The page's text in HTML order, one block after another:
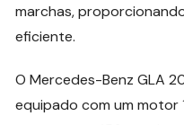
marchas,
eficiente.
O Mercedes-Benz GLA
equipado com um